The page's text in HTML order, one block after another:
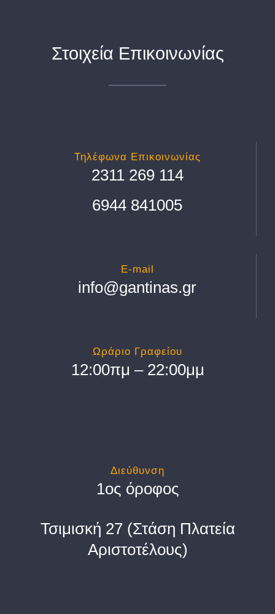
Στοιχεία Επικοινωνίας
Τηλέφωνα Επικοινωνίας
2311 269 114
6944 841005
E-mail
info@gantinas.gr
Ωράριο Γραφείου
12:00πμ – 22:00μμ
Διεύθυνση
1ος όροφος
Τσιμισκή 27 (Στάση Πλατεία
Αριστοτέλους)